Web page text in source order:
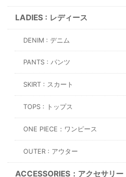
LADIES : レディース
DENIM : デニム
PANTS : パンツ
SKIRT : スカート
TOPS : トップス
ONE PIECE：ワンピース
OUTER : アウター
ACCESSORIES：アクセサリー